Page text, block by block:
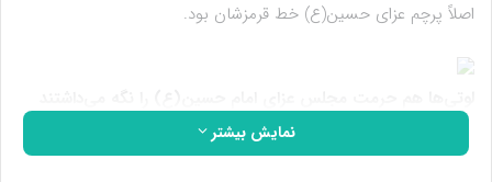
اصلاً پرچم عزای حسین(ع) خط قرمزشان بود.
نکته جالب زندگی خیلی از این لوتی‌ها این است که عاقبت بخیر
نمایش بیشتر